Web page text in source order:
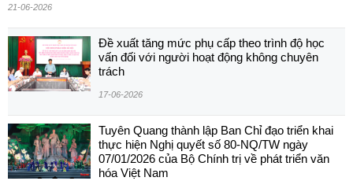
21-06-2026
Đề xuất tăng mức phụ cấp theo trình độ học
vấn đối với người hoạt động không chuyên
trách
17-06-2026
Tuyên Quang thành lập Ban Chỉ đạo triển khai
thực hiện Nghị quyết số 80-NQ/TW ngày
07/01/2026 của Bộ Chính trị về phát triển văn
hóa Việt Nam